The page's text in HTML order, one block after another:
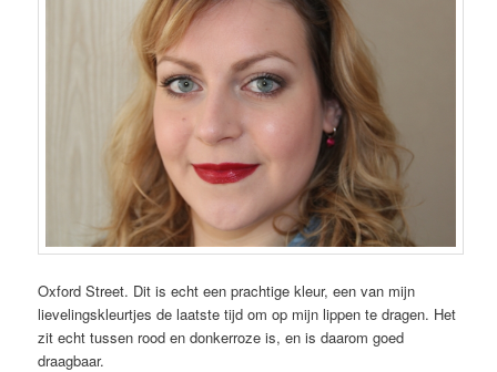
Oxford Street. Dit is echt een prachtige kleur, een van mijn
lievelingskleurtjes de laatste tijd om op mijn lippen te dragen. Het
zit echt tussen rood en donkerroze is, en is daarom goed
draagbaar.